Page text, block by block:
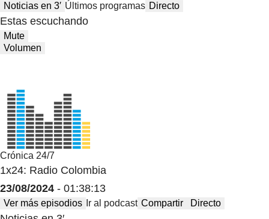
Noticias en 3′ Últimos programas Directo
Estas escuchando
Mute
Volumen
Crónica 24/7
1x24: Radio Colombia
23/08/2024 - 01:38:13
Ver más episodios Ir al podcast Compartir Directo